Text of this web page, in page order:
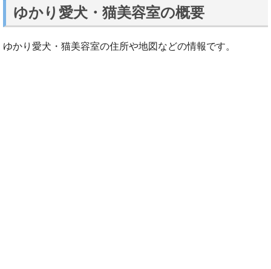
ゆかり愛犬・猫美容室の概要
ゆかり愛犬・猫美容室の住所や地図などの情報です。